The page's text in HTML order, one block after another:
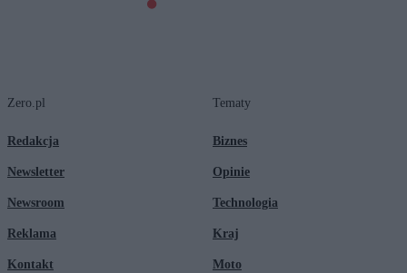
Zero.pl
Redakcja
Newsletter
Newsroom
Reklama
Kontakt
Tematy
Biznes
Opinie
Technologia
Kraj
Moto